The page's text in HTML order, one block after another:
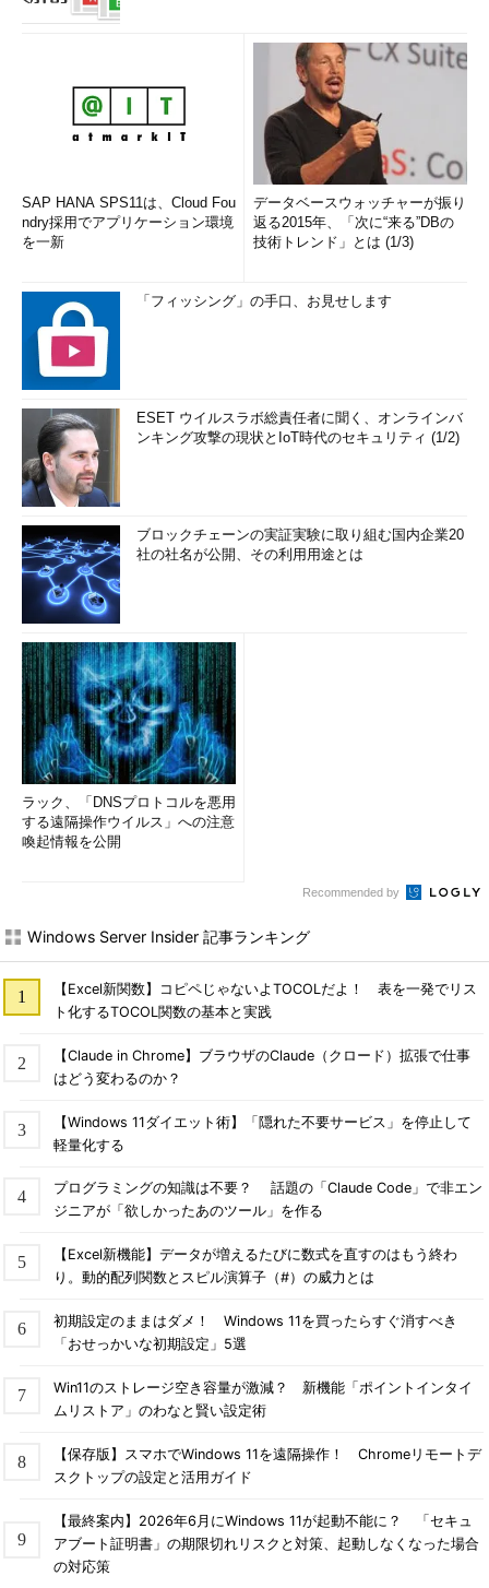
SAP HANA SPS11は、Cloud Fou
ndry採用でアプリケーション環境
を一新
データベースウォッチャーが振り
返る2015年、「次に“来る”DBの
技術トレンド」とは (1/3)
「フィッシング」の手口、お見せします
ESET ウイルスラボ総責任者に聞く、オンラインバ
ンキング攻撃の現状とIoT時代のセキュリティ (1/2)
ブロックチェーンの実証実験に取り組む国内企業20
社の社名が公開、その利用用途とは
ラック、「DNSプロトコルを悪用
する遠隔操作ウイルス」への注意
喚起情報を公開
Recommended by
Windows Server Insider 記事ランキング
【Excel新関数】コピペじゃないよTOCOLだよ！ 表を一発でリス
ト化するTOCOL関数の基本と実践
【Claude in Chrome】ブラウザのClaude（クロード）拡張で仕事
はどう変わるのか？
【Windows 11ダイエット術】「隠れた不要サービス」を停止して
軽量化する
プログラミングの知識は不要？ 話題の「Claude Code」で非エン
ジニアが「欲しかったあのツール」を作る
【Excel新機能】データが増えるたびに数式を直すのはもう終わ
り。動的配列関数とスピル演算子（#）の威力とは
初期設定のままはダメ！ Windows 11を買ったらすぐ消すべき
「おせっかいな初期設定」5選
Win11のストレージ空き容量が激減？ 新機能「ポイントインタイ
ムリストア」のわなと賢い設定術
【保存版】スマホでWindows 11を遠隔操作！ Chromeリモートデ
スクトップの設定と活用ガイド
【最終案内】2026年6月にWindows 11が起動不能に？ 「セキュ
アブート証明書」の期限切れリスクと対策、起動しなくなった場合
の対応策